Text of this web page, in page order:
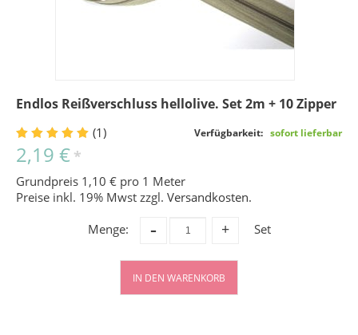
Endlos Reißverschluss hellolive. Set 2m + 10 Zipper
(1) Verfügbarkeit: sofort lieferbar
2,19 € *
Grundpreis 1,10 € pro 1 Meter
Preise inkl. 19% Mwst zzgl. Versandkosten.
Menge:
+
- Set
IN DEN WARENKORB